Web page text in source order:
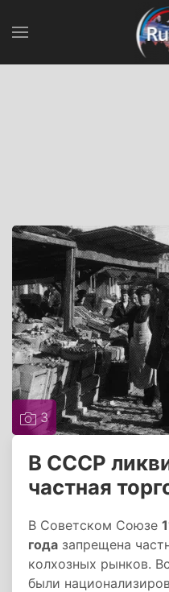
3
В СССР
частная
В Советском Союзе
года запрещена
колхозных рынков.
были